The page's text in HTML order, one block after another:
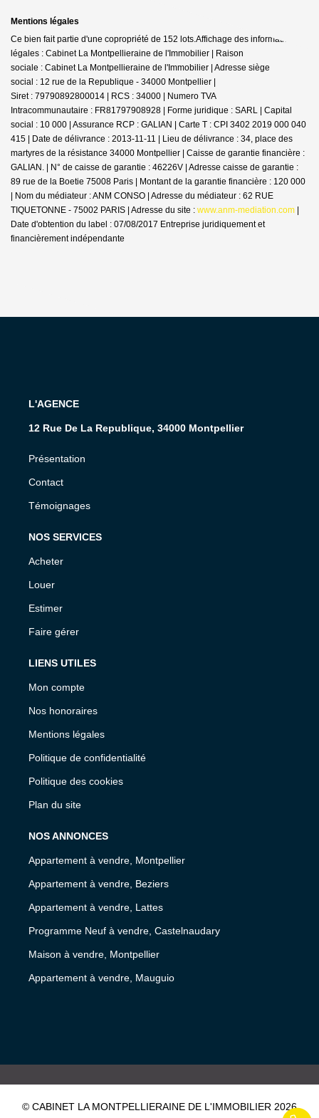
Mentions légales
Ce bien fait partie d'une copropriété de 152 lots.Affichage des informations
légales : Cabinet La Montpellieraine de l'Immobilier | Raison
sociale : Cabinet La Montpellieraine de l'Immobilier | Adresse siège
social : 12 rue de la Republique - 34000 Montpellier |
Siret : 79790892800014 | RCS : 34000 | Numero TVA
Intracommunautaire : FR81797908928 | Forme juridique : SARL | Capital
social : 10 000 | Assurance RCP : GALIAN | Carte T : CPI 3402 2019 000 040
415 | Date de délivrance : 2013-11-11 | Lieu de délivrance : 34, place des
martyres de la résistance 34000 Montpellier | Caisse de garantie financière :
GALIAN. | N° de caisse de garantie : 46226V | Adresse caisse de garantie :
89 rue de la Boetie 75008 Paris | Montant de la garantie financière : 120 000
| Nom du médiateur : ANM CONSO | Adresse du médiateur : 62 RUE
TIQUETONNE - 75002 PARIS | Adresse du site : www.anm-mediation.com |
Date d'obtention du label : 07/08/2017 Entreprise juridiquement et
financièrement indépendante
L'AGENCE
12 Rue De La Republique, 34000 Montpellier
Présentation
Contact
Témoignages
NOS SERVICES
Acheter
Louer
Estimer
Faire gérer
LIENS UTILES
Mon compte
Nos honoraires
Mentions légales
Politique de confidentialité
Politique des cookies
Plan du site
NOS ANNONCES
Appartement à vendre, Montpellier
Appartement à vendre, Beziers
Appartement à vendre, Lattes
Programme Neuf à vendre, Castelnaudary
Maison à vendre, Montpellier
Appartement à vendre, Mauguio
© CABINET LA MONTPELLIERAINE DE L'IMMOBILIER 2026